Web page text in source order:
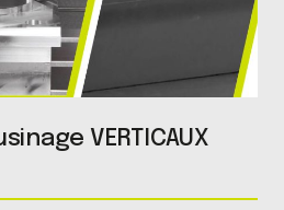
VERTICAUX